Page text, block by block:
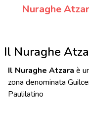
Nuraghe
Il Nuraghe
Il Nuraghe Atzara è
zona denominata
Paulilatino